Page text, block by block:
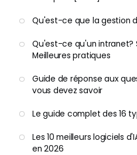
Qu'est-ce que la gestion
Qu'est-ce qu'un intranet?
Meilleures pratiques
Guide de réponse aux
vous devez savoir
Le guide complet des 16
Les 10 meilleurs logiciels
en 2026